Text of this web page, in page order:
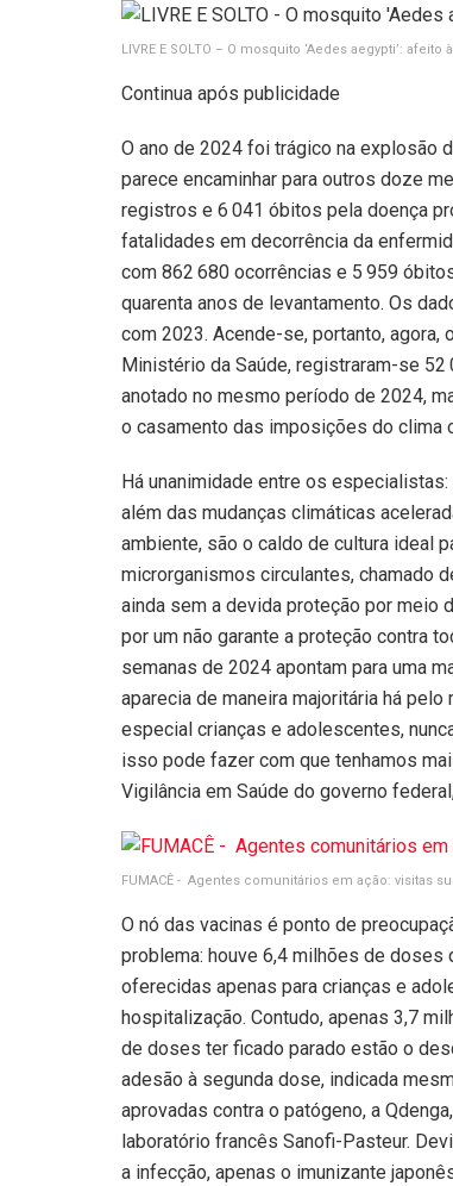
LIVRE E SOLTO – O mosquito ‘Aedes aegypti’:
Continua após publicidade
O ano de 2024 foi trágico na explosão
parece encaminhar para outros doze
registros e 6 041 óbitos pela doença
fatalidades em decorrência da
com 862 680 ocorrências e 5 959
quarenta anos de levantamento. Os
com 2023. Acende-se, portanto, agora,
Ministério da Saúde, registraram-se
anotado no mesmo período de 2024,
o casamento das imposições do clima
Há unanimidade entre os
além das mudanças climáticas
ambiente, são o caldo de cultura ideal
microrganismos circulantes, chamado
ainda sem a devida proteção por meio
por um não garante a proteção contra
semanas de 2024 apontam para uma
aparecia de maneira majoritária há
especial crianças e adolescentes,
isso pode fazer com que tenhamos
Vigilância em Saúde do governo
FUMACÊ - Agentes comunitários em ação: visitas
O nó das vacinas é ponto de
problema: houve 6,4 milhões de doses
oferecidas apenas para crianças e
hospitalização. Contudo, apenas 3,7
de doses ter ficado parado estão o
adesão à segunda dose, indicada
aprovadas contra o patógeno, a
laboratório francês Sanofi-Pasteur.
a infecção, apenas o imunizante